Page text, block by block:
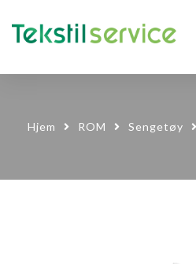
Hjem ROM Sengetøy